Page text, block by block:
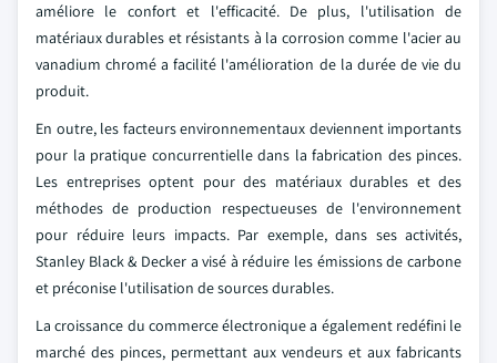
améliore le confort et l'efficacité. De plus, l'utilisation de
matériaux durables et résistants à la corrosion comme l'acier au
vanadium chromé a facilité l'amélioration de la durée de vie du
produit.
En outre, les facteurs environnementaux deviennent importants
pour la pratique concurrentielle dans la fabrication des pinces.
Les entreprises optent pour des matériaux durables et des
méthodes de production respectueuses de l'environnement
pour réduire leurs impacts. Par exemple, dans ses activités,
Stanley Black & Decker a visé à réduire les émissions de carbone
et préconise l'utilisation de sources durables.
La croissance du commerce électronique a également redéfini le
marché des pinces, permettant aux vendeurs et aux fabricants